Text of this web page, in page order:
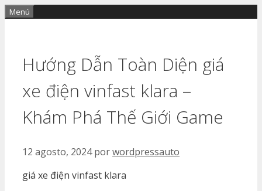
Saltar
Menú
Hướng Dẫn Toàn Diện giá
xe điện vinfast klara –
Khám Phá Thế Giới Game
12 agosto, 2024 porwordpressauto
giá xe điện vinfast klara